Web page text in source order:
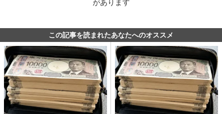
があります
この記事を読まれたあなたへのオススメ